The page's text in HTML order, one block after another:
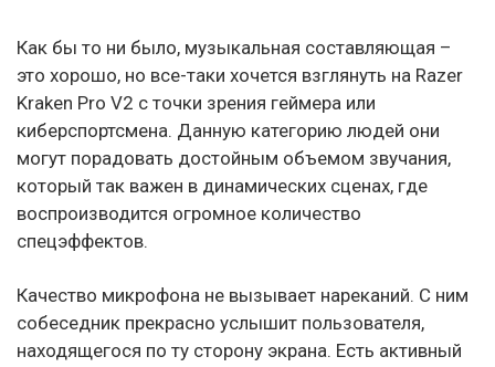
Как бы то ни было, музыкальная составляющая –
это хорошо, но все-таки хочется взглянуть на Razer
Kraken Pro V2 с точки зрения геймера или
киберспортсмена. Данную категорию людей они
могут порадовать достойным объемом звучания,
который так важен в динамических сценах, где
воспроизводится огромное количество
спецэффектов.
Качество микрофона не вызывает нареканий. С ним
собеседник прекрасно услышит пользователя,
находящегося по ту сторону экрана. Есть активный